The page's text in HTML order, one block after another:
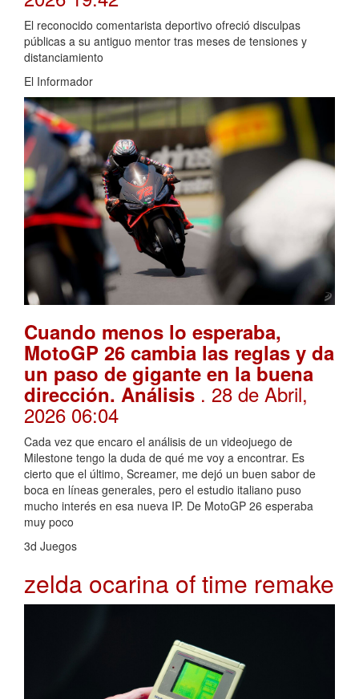
El reconocido comentarista deportivo ofreció disculpas
públicas a su antiguo mentor tras meses de tensiones y
distanciamiento
El Informador
Cuando menos lo esperaba,
MotoGP 26 cambia las reglas y da
un paso de gigante en la buena
dirección. Análisis . 28 de Abril,
2026 06:04
Cada vez que encaro el análisis de un videojuego de
Milestone tengo la duda de qué me voy a encontrar. Es
cierto que el último, Screamer, me dejó un buen sabor de
boca en líneas generales, pero el estudio italiano puso
mucho interés en esa nueva IP. De MotoGP 26 esperaba
muy poco
3d Juegos
zelda ocarina of time remake